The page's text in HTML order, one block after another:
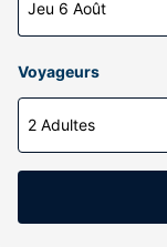
Jeu 6 Août
Voyageurs
2 Adultes